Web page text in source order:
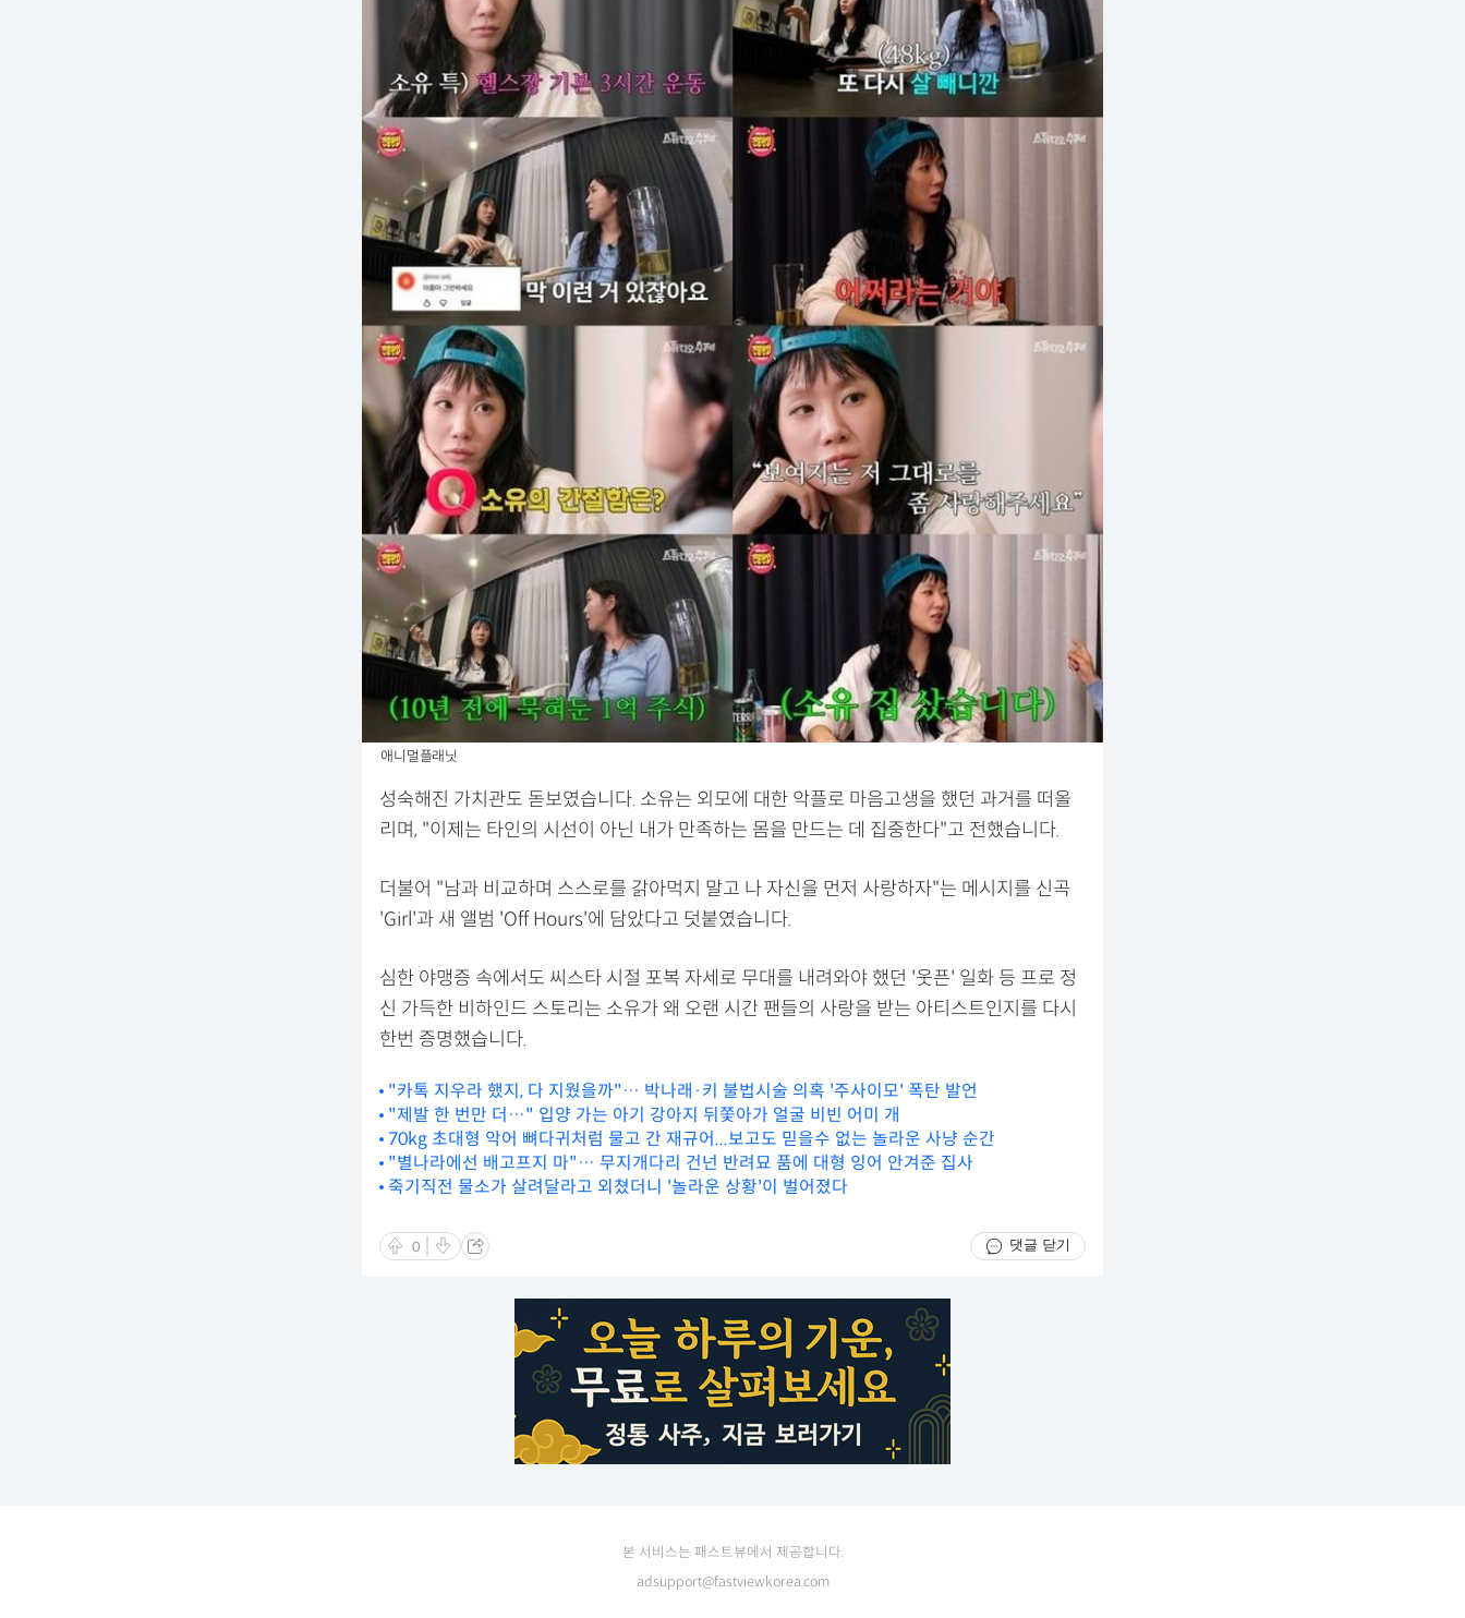
애니멀플래닛
성숙해진 가치관도 돋보였습니다. 소유는 외모에 대한 악플로 마음고생을 했던 과거를 떠올
리며, "이제는 타인의 시선이 아닌 내가 만족하는 몸을 만드는 데 집중한다"고 전했습니다.
더불어 "남과 비교하며 스스로를 갉아먹지 말고 나 자신을 먼저 사랑하자"는 메시지를 신곡
'Girl'과 새 앨범 'Off Hours'에 담았다고 덧붙였습니다.
심한 야맹증 속에서도 씨스타 시절 포복 자세로 무대를 내려와야 했던 '웃픈' 일화 등 프로 정
신 가득한 비하인드 스토리는 소유가 왜 오랜 시간 팬들의 사랑을 받는 아티스트인지를 다시
한번 증명했습니다.
"카톡 지우라 했지, 다 지웠을까"… 박나래·키 불법시술 의혹 '주사이모' 폭탄 발언
"제발 한 번만 더…" 입양 가는 아기 강아지 뒤쫓아가 얼굴 비빈 어미 개
70kg 초대형 악어 뼈다귀처럼 물고 간 재규어...보고도 믿을수 없는 놀라운 사냥 순간
"별나라에선 배고프지 마"… 무지개다리 건넌 반려묘 품에 대형 잉어 안겨준 집사
죽기직전 물소가 살려달라고 외쳤더니 '놀라운 상황'이 벌어졌다
0 댓글 닫기
본 서비스는 패스트뷰에서 제공합니다.
adsupport@fastviewkorea.com